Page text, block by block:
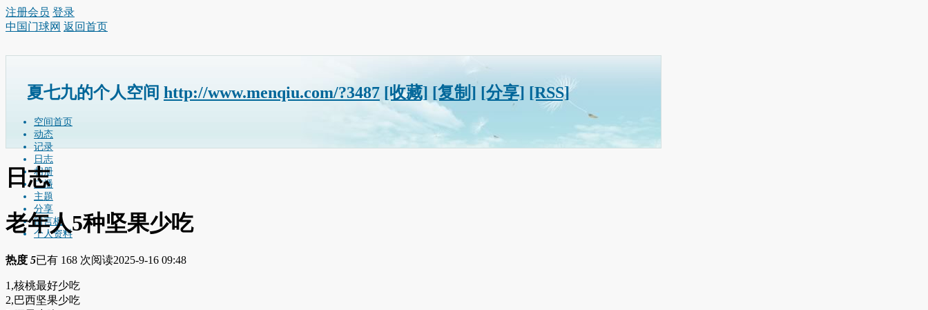
注册会员 登录
中国门球网 返回首页
夏七九的个人空间 http://www.menqiu.com/?3487 [收藏] [复制] [分享] [RSS]
空间首页
动态
记录
日志
相册
广播
主题
分享
留言板
个人资料
日志
老年人5种坚果少吃
热度 5已有 168 次阅读2025-9-16 09:48
1,核桃最好少吃
2,巴西坚果少吃